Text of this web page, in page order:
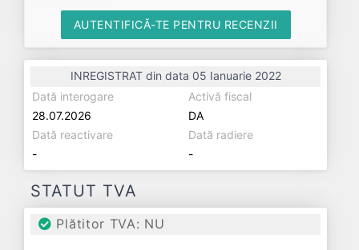
AUTENTIFICĂ-TE PENTRU RECENZII
INREGISTRAT din data 05 Ianuarie 2022
Dată interogare
28.07.2026
Activă fiscal
DA
Dată reactivare
-
Dată radiere
-
STATUT TVA
Plătitor TVA: NU